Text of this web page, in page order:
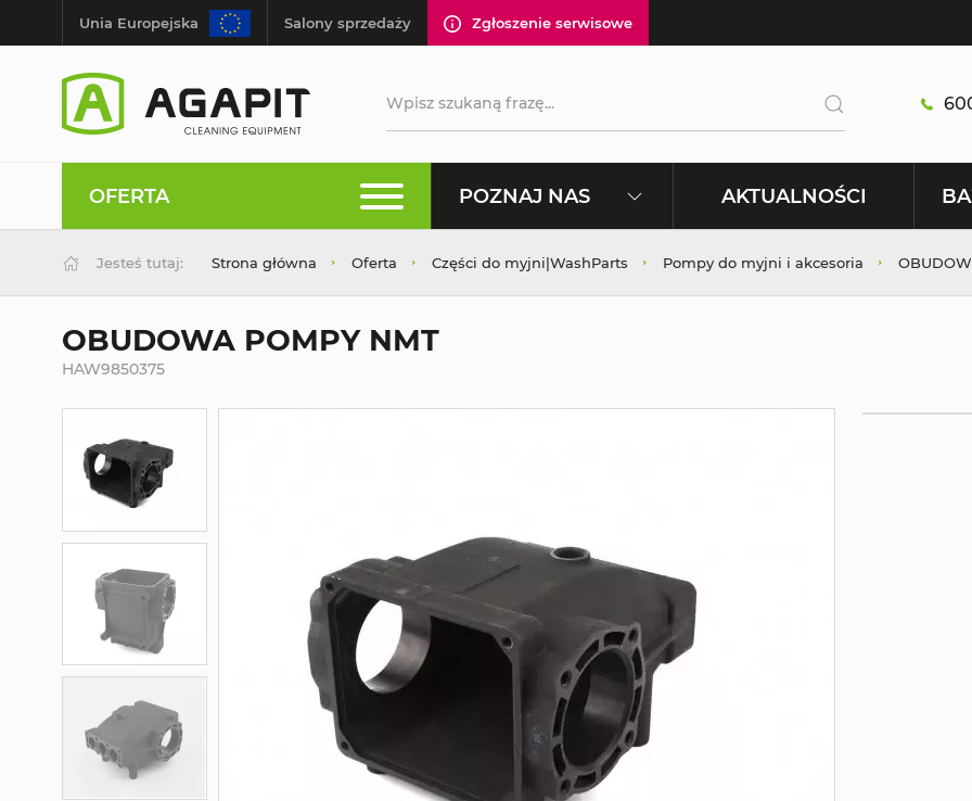
Unia Europejska Salony sprzedaży Zgłoszenie serwisowe
OFERTA POZNAJ NAS AKTUALNOŚCI
Jesteś tutaj: Strona główna Oferta Części do myjni|WashParts Pompy do myjni i akcesoria
OBUDOWA POMPY NMT
HAW9850375